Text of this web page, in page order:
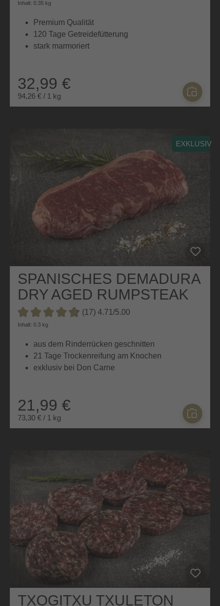
Durchschnittliche Bewertung von 4.7 von 5 Sternen
Inhalt: 0.35 kg
Premium Qualität
120 Tage Getreidefütterung
stark marmoriert
32,99 €
94,26 € / 1 kg
EXKLUSIV
SPANISCHES DEMADURA
DRY AGED RUMPSTEAK
Durchschnittliche Bewertung von 4.7 von 5 Sternen
(17) 4.71/5.00
Inhalt: 0.3 kg
aus dem Rinderrücken geschnitten
21 Tage Trockenreifung am Knochen
exklusiv bei Don Carne
21,99 €
73,30 € / 1 kg
TXOGITXU TXULETON